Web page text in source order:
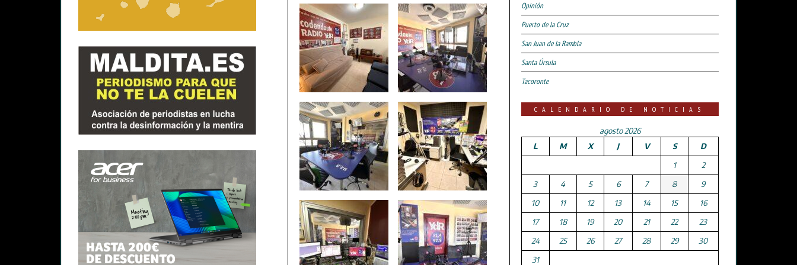
Opinión
Puerto de la Cruz
San Juan de la Rambla
Santa Úrsula
Tacoronte
CALENDARIO DE NOTICIAS
agosto 2026
L
M X J V S
D
1
2
3
4 5 6 7 8
9
10
11 12 13 14 15
16
17
18 19 20 21 22
23
24
25 26 27 28 29
30
31